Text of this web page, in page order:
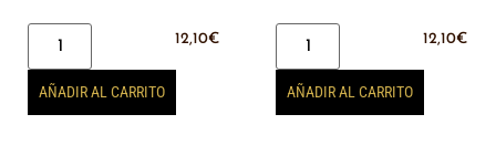
12,10€
AÑADIR AL CARRITO
12,10€
AÑADIR AL CARRITO